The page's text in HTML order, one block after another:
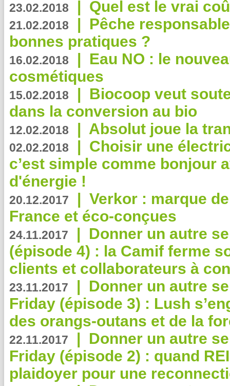
23.02.2018 | Quel est le vrai
21.02.2018 | Pêche
bonnes pratiques ?
16.02.2018 | Eau NO : le
cosmétiques
15.02.2018 | Biocoop veut
dans la conversion au bio
12.02.2018 | Absolut joue la
02.02.2018 | Choisir une
c’est simple comme bonjour
d'énergie !
20.12.2017 | Verkor : marque
France et éco-conçues
24.11.2017 | Donner un autre
(épisode 4) : la Camif ferme
clients et collaborateurs à
23.11.2017 | Donner un autre
Friday (épisode 3) : Lush
des orangs-outans et de la
22.11.2017 | Donner un autre
Friday (épisode 2) : quand
plaidoyer pour une